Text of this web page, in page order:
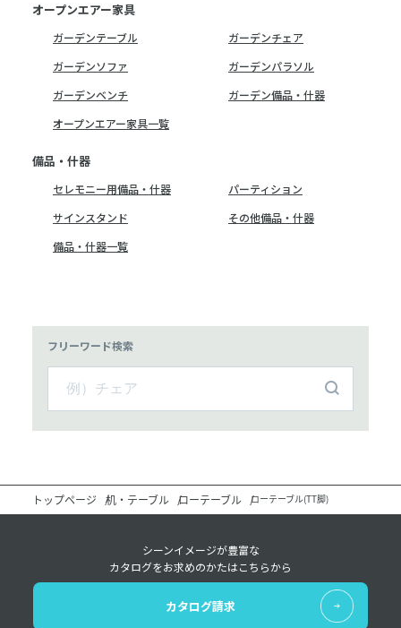
オープンエアー家具
ガーデンテーブル
ガーデンチェア
ガーデンソファ
ガーデンパラソル
ガーデンベンチ
ガーデン備品・什器
オープンエアー家具一覧
備品・什器
セレモニー用備品・什器
パーティション
サインスタンド
その他備品・什器
備品・什器一覧
フリーワード検索
トップページ 机・テーブル ローテーブル ローテーブル(TT脚)
シーンイメージが豊富な
カタログをお求めのかたはこちらから
カタログ請求